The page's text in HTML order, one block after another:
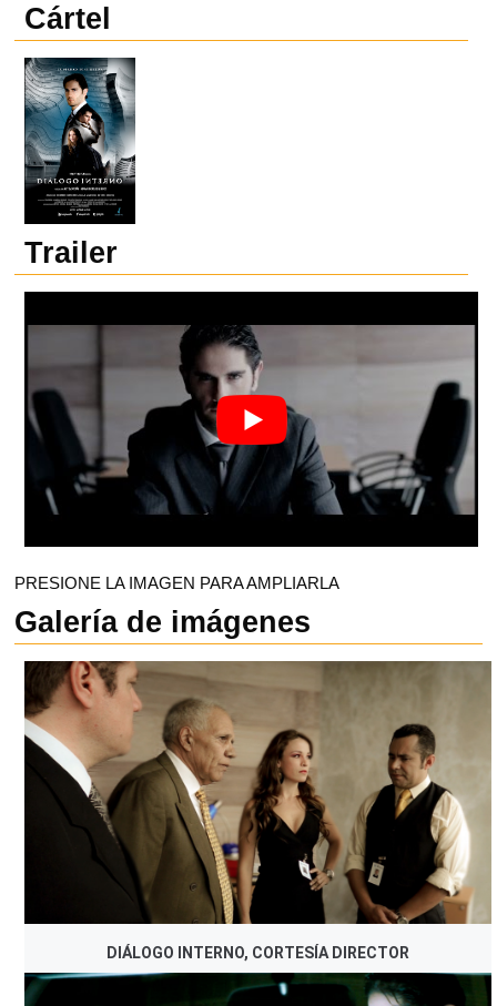
Cártel
Trailer
PRESIONE LA IMAGEN PARA AMPLIARLA
Galería de imágenes
DIÁLOGO INTERNO, CORTESÍA DIRECTOR